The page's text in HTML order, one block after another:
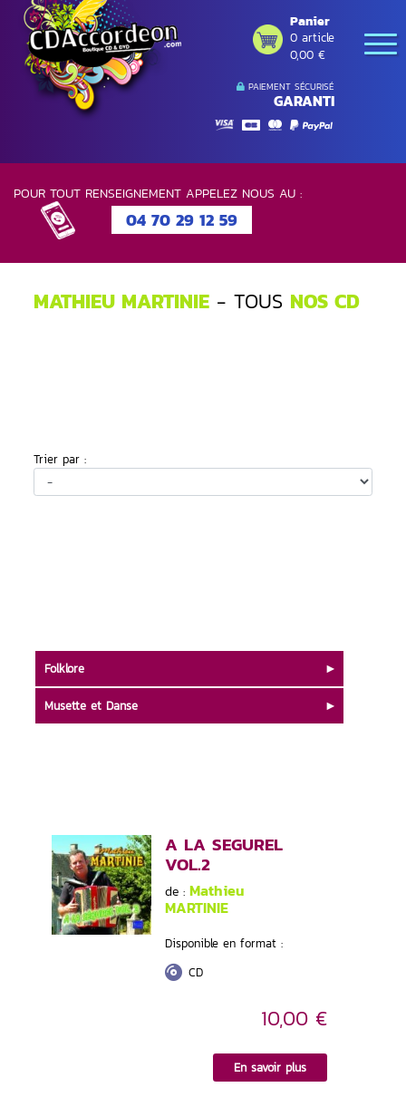
PAIEMENT SÉCURISÉ
GARANTI
Panier
0 article
0,00 €
POUR TOUT RENSEIGNEMENT APPELEZ NOUS AU :
04 70 29 12 59
MATHIEU MARTINIE - TOUS NOS CD
Trier par :
A LA SEGUREL
VOL.2
de : Mathieu
MARTINIE
Disponible en format :
CD
10,00 €
En savoir plus
Folklore
Musette et Danse